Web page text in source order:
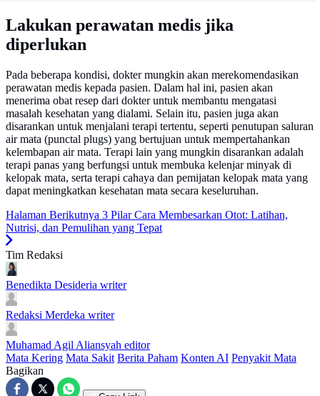
Lakukan perawatan medis jika
diperlukan
Pada beberapa kondisi, dokter mungkin akan merekomendasikan
perawatan medis kepada pasien. Dalam hal ini, pasien akan
menerima obat resep dari dokter untuk membantu mengatasi
masalah kesehatan yang dialami. Selain itu, pasien juga akan
disarankan untuk menjalani terapi tertentu, seperti penutupan saluran
air mata (punctal plugs) yang bertujuan untuk mempertahankan
kelembapan air mata. Terapi lain yang mungkin disarankan adalah
terapi panas yang berfungsi untuk membuka kelenjar minyak di
kelopak mata, serta terapi cahaya dan pemijatan kelopak mata yang
dapat meningkatkan kesehatan mata secara keseluruhan.
Halaman Berikutnya 3 Pilar Cara Membesarkan Otot: Latihan,
Nutrisi, dan Pemulihan yang Tepat
Tim Redaksi
Benedikta Desideria writer
Redaksi Merdeka writer
Muhamad Agil Aliansyah editor
Mata Kering Mata Sakit Berita Paham Konten AI Penyakit Mata
Bagikan